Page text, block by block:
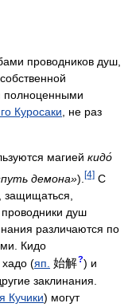
проводников душ,
полноценными
Куросаки, не раз
магией кидо́
демона»).[4] С
защищаться,
душ
различаются по
Кидо
хадо (яп. 始解?) и
заклинания.
Кучики) могут